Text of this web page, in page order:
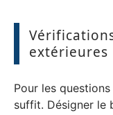
extérieures
Pour les
suffit. Désigner le